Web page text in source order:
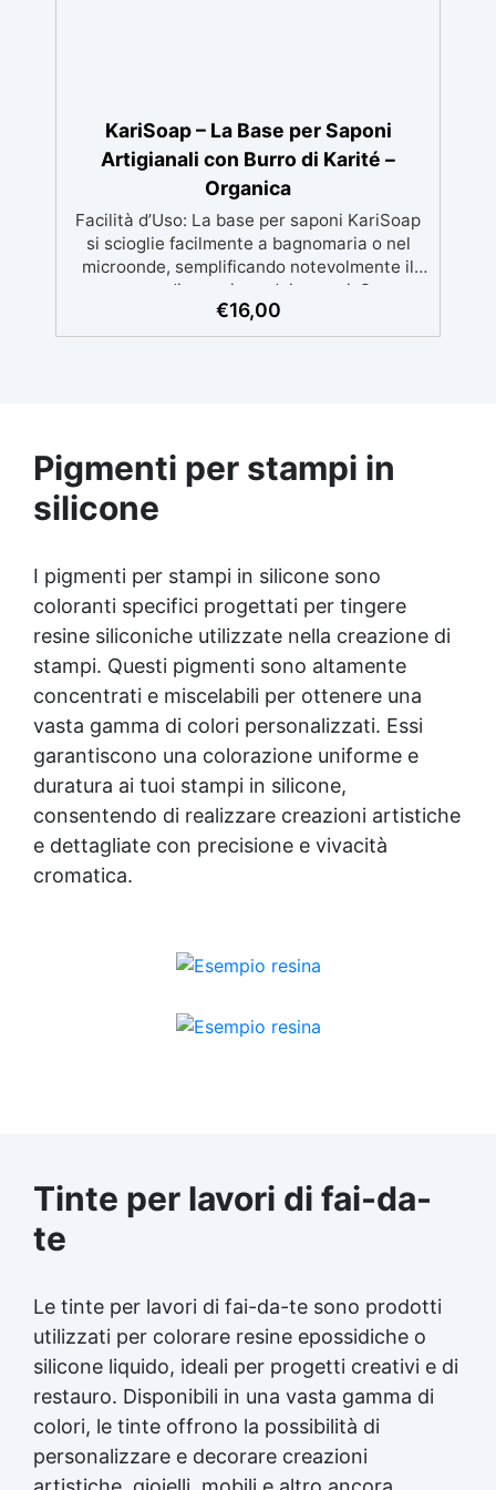
KariSoap – La Base per Saponi
Artigianali con Burro di Karité –
Organica
Facilità d’Uso: La base per saponi KariSoap
si scioglie facilmente a bagnomaria o nel
microonde, semplificando notevolmente il
processo di creazione dei saponi. Super
Sicuro: Realizzata con ingredienti naturali e
sicuri, KariSoap è un prodotto organico che
ideale per una pelle morbida e ben curata.
Ideale per Saponi Decorativi: La formula di
KariSoap assicura che il sapone mantenga la
sua bellezza nel tempo, senza deteriorarsi.
versioni – Bianca e Trasparente – KariSoap
può essere facilmente colorata con i
coloranti ColorSoap, permettendoti di creare
saponi dal design unico e personalizzato.
€16,00
Pigmenti per stampi in
silicone
I pigmenti per stampi in silicone sono
coloranti specifici progettati per tingere
resine siliconiche utilizzate nella creazione di
stampi. Questi pigmenti sono altamente
concentrati e miscelabili per ottenere una
vasta gamma di colori personalizzati. Essi
garantiscono una colorazione uniforme e
duratura ai tuoi stampi in silicone,
consentendo di realizzare creazioni artistiche
e dettagliate con precisione e vivacità
cromatica.
Tinte per lavori di fai-da-
te
Le tinte per lavori di fai-da-te sono prodotti
utilizzati per colorare resine epossidiche o
silicone liquido, ideali per progetti creativi e di
restauro. Disponibili in una vasta gamma di
colori, le tinte offrono la possibilità di
personalizzare e decorare creazioni